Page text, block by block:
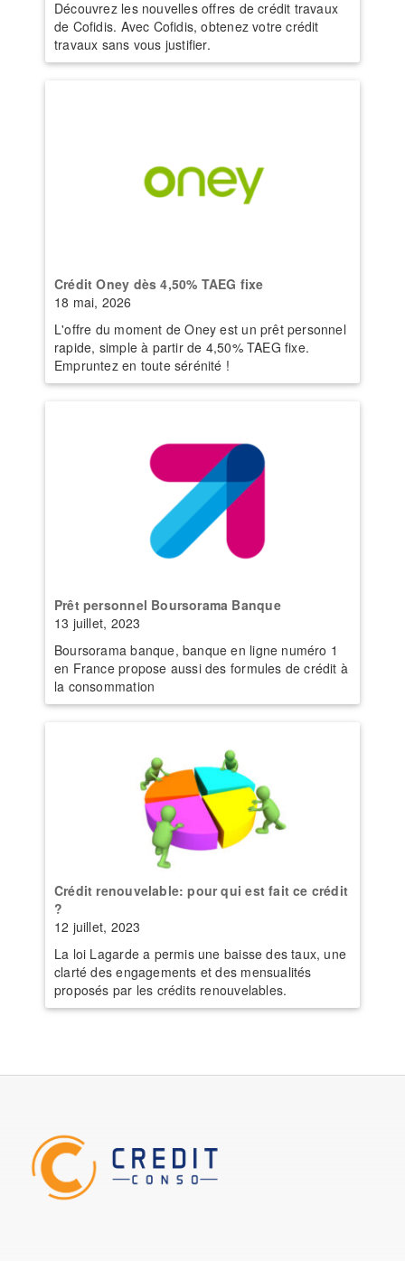
Découvrez les nouvelles offres de crédit travaux
de Cofidis. Avec Cofidis, obtenez votre crédit
travaux sans vous justifier.
Crédit Oney dès 4,50% TAEG fixe
18 mai, 2026
L'offre du moment de Oney est un prêt personnel
rapide, simple à partir de 4,50% TAEG fixe.
Empruntez en toute sérénité !
Prêt personnel Boursorama Banque
13 juillet, 2023
Boursorama banque, banque en ligne numéro 1
en France propose aussi des formules de crédit à
la consommation
Crédit renouvelable: pour qui est fait ce crédit
?
12 juillet, 2023
La loi Lagarde a permis une baisse des taux, une
clarté des engagements et des mensualités
proposés par les crédits renouvelables.